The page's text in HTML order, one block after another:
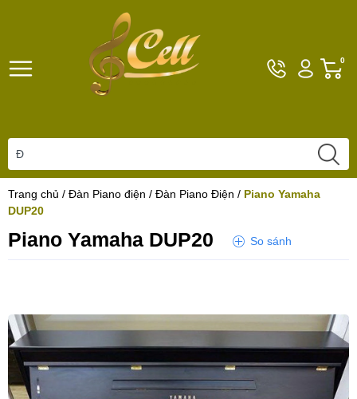
Hotline
0961017926
Tài
khoản
0
Trang chủ / Đàn Piano điện / Đàn Piano Điện / Piano Yamaha
DUP20
Piano Yamaha DUP20 So sánh